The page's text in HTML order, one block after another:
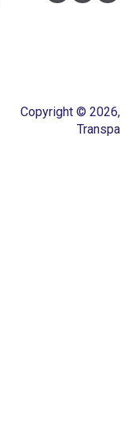
Copyright © 2026,
Transpa